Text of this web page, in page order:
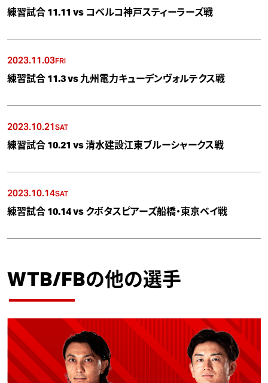
練習試合 11.11 vs コベルコ神戸スティーラーズ戦
2023.11.03FRI
練習試合 11.3 vs 九州電力キューデンヴォルテクス戦
2023.10.21SAT
練習試合 10.21 vs 清水建設江東ブルーシャークス戦
2023.10.14SAT
練習試合 10.14 vs クボタスピアーズ船橋・東京ベイ戦
WTB/FBの他の選手